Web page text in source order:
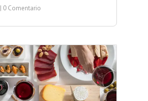
| 0 Comentario